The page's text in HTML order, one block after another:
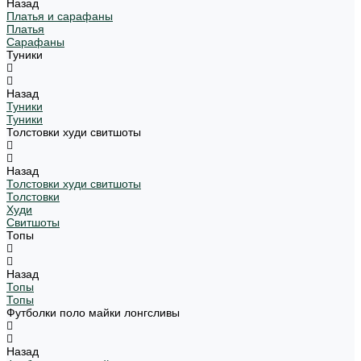
Назад
Платья и сарафаны
Платья
Сарафаны
Туники
Назад
Туники
Туники
Толстовки худи свитшоты
Назад
Толстовки худи свитшоты
Толстовки
Худи
Свитшоты
Топы
Назад
Топы
Топы
Футболки поло майки лонгсливы
Назад